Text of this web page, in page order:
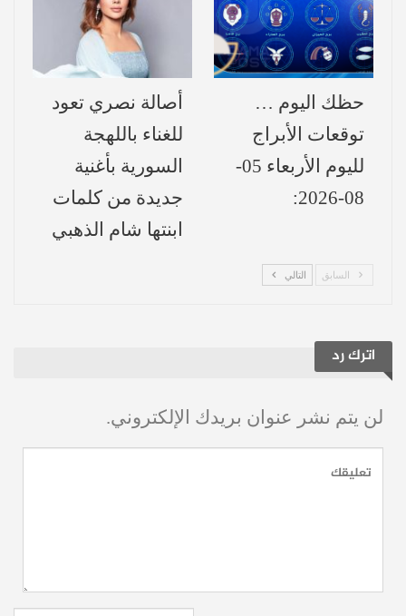
شامية” و”الحرملك”.
وأوضح أن المسلسل سيقدم رؤية درامية جديدة
تمزج بين التاريخي والاجتماعي، معتمدًا على
بنية سردية متجددة.
ورغم أن القصة تتمحور حول شخصية “اليتيم”،
أكد إسحاق أن العمل يعتمد على البطولة
الجماعية، حيث تشكل كل شخصية محورًا
للدراما السورية، بفضل مزجه بين الحكاية
الإنسانية والرؤية الإخراجية الحديثة
إقرأ أيضاً:
حظك اليوم …
توقعات الأبراج
لليوم الأربعاء 05-
08-2026:
أصالة نصري تعود
للغناء باللهجة
السورية بأغنية
جديدة من كلمات
ابنتها شام الذهبي
السابق التالي
اترك رد
لن يتم نشر عنوان بريدك الإلكتروني.